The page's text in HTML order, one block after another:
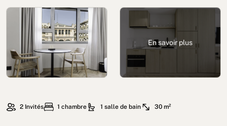
Mentions Légale Conditions d'utilisation Canal de signalement
Livre des plaintes pour Porto
© 2026Aspasios | Tous droits réservés
En savoir plus
2 Invités 1 chambre 1 salle de bain 30 m²